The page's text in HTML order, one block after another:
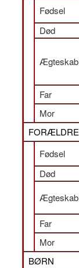
Fødsel
Død
Ægteskab
Far
Mor
Fødsel
Død
Ægteskab
Far
Mor
BØRN